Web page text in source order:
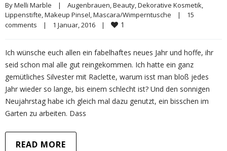
By Melli Marble | Augenbrauen, Beauty, Dekorative Kosmetik
Lippenstifte, Makeup Pinsel, Mascara/Wimperntusche |
15
comments
| 1 Januar, 2016 | 1
Ich wünsche euch allen ein fabelhaftes neues Jahr und hoffe, ihr
seid schon mal alle gut reingekommen. Ich hatte ein ganz
gemütliches Silvester mit Raclette, warum isst man bloß jedes
Jahr wieder so lange, bis einem schlecht ist? Und den sonnigen
Neujahrstag habe ich gleich mal dazu genutzt, ein bisschen im
Garten zu arbeiten. Dass
READ MORE